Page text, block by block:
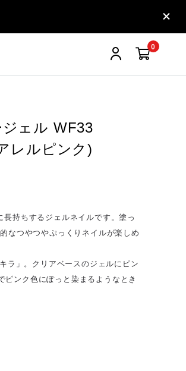
0
ェル WF33
レルピンク)
持ちするジェルネイルです。塗っ
なつやつやぷっくりネイルが楽しめ
ラ」。クリアベースのジェルにピン
ンク色にぽっと染まるようなとき